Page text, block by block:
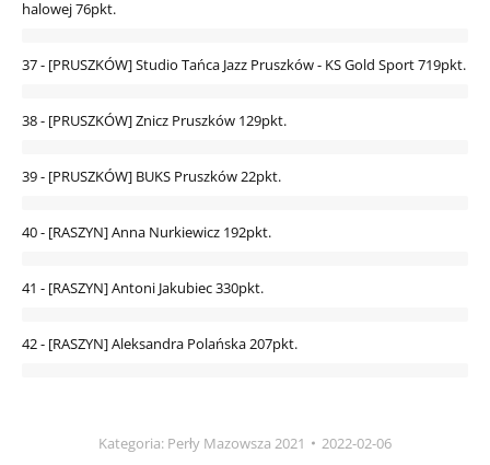
halowej76pkt.
37 - [PRUSZKÓW] Studio Tańca Jazz Pruszków - KS Gold Sport719pkt.
38 - [PRUSZKÓW] Znicz Pruszków 129pkt.
39 - [PRUSZKÓW] BUKS Pruszków22pkt.
40 - [RASZYN] Anna Nurkiewicz 192pkt.
41 - [RASZYN] Antoni Jakubiec330pkt.
42 - [RASZYN] Aleksandra Polańska207pkt.
Kategoria: Perły Mazowsza 2021 2022-02-06